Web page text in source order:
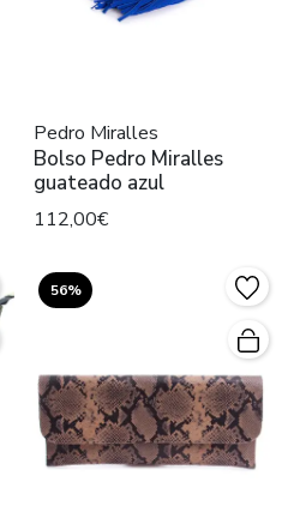
Pedro Miralles
Bolso Pedro Miralles
guateado azul
112,00€
56%